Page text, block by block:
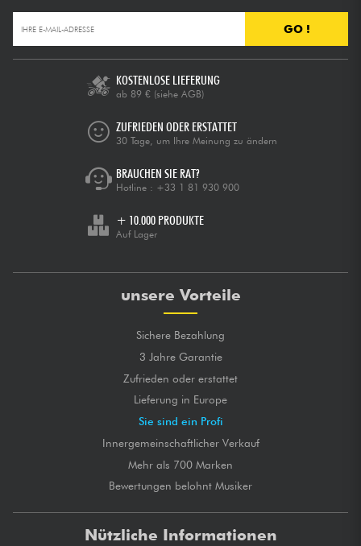
GO !
KOSTENLOSE LIEFERUNG
ab 89 € (siehe AGB)
ZUFRIEDEN ODER ERSTATTET
30 Tage, um Ihre Meinung zu ändern
BRAUCHEN SIE RAT?
Hotline : +33 1 81 930 900
+ 10.000 PRODUKTE
Auf Lager
unsere Vorteile
Sichere Bezahlung
3 Jahre Garantie
Zufrieden oder erstattet
Lieferung in Europe
Sie sind ein Profi
Innergemeinschaftlicher Verkauf
Mehr als 700 Marken
Bewertungen belohnt Musiker
Nützliche Informationen